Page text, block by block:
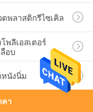
ดพลาสติกรีไซเคิล
พลีเอสเตอร์
อบ
หนังนิ่ม
คา